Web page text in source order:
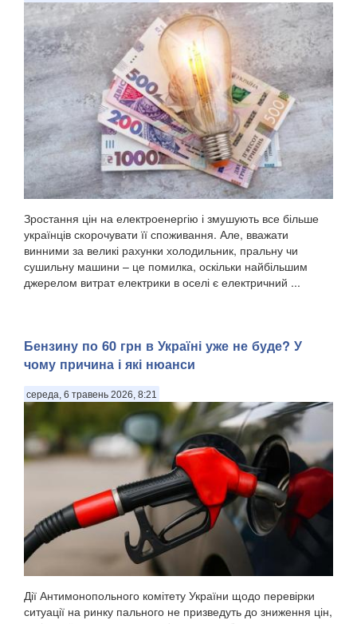
Зростання цін на електроенергію і змушують все більше
українців скорочувати її споживання. Але, вважати
винними за великі рахунки холодильник, пральну чи
сушильну машини – це помилка, оскільки найбільшим
джерелом витрат електрики в оселі є електричний ...
Бензину по 60 грн в Україні уже не буде? У
чому причина і які нюанси
середа, 6 травень 2026, 8:21
Дії Антимонопольного комітету України щодо перевірки
ситуації на ринку пального не призведуть до зниження цін,